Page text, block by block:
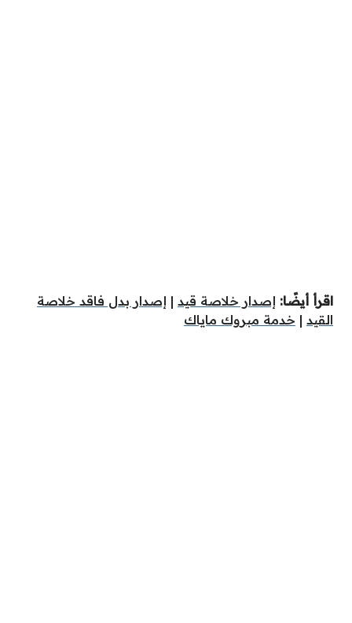
اقرأ أيضًا: إصدار خلاصة قيد | إصدار بدل فاقد خلاصة
القيد | خدمة مبروك ماياك